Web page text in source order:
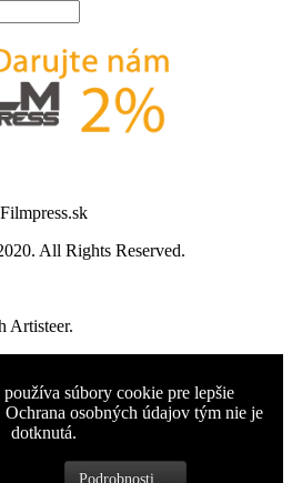
Filmpress.sk
All Rights Reserved.
Artisteer.
súbory cookie pre lepšie
osobných údajov tým nie je
dotknutá.
Podrobnosti ...